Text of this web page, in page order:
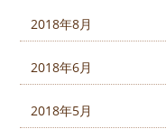
2018年8月
2018年6月
2018年5月